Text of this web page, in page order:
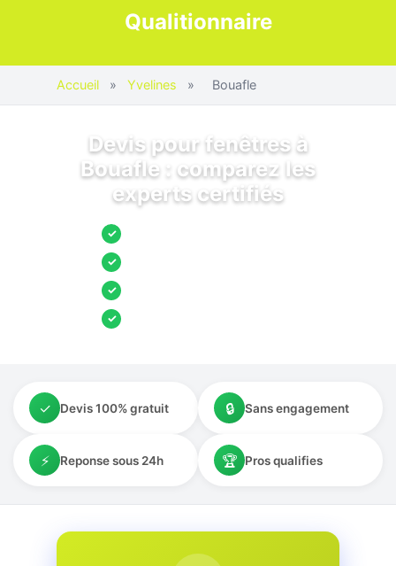
Qualitionnaire
Accueil » Yvelines » Bouafle
Devis pour fenêtres à
Bouafle : comparez les
experts certifiés
✓
✓
✓
✓
✓ Devis 100% gratuit 🔒 Sans engagement
⚡ Reponse sous 24h 🏆 Pros qualifies